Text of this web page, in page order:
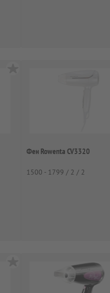
Фен Rowenta CV3320
1500 - 1799 / 2 / 2